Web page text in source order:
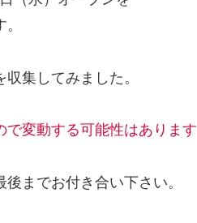
集してみました。
変動する可能性はあります
後までお付き合い下さい。